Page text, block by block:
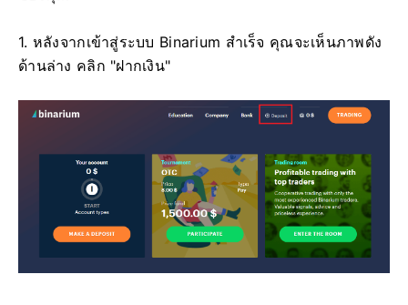
1. หลังจากเข้าสู่ระบบ Binarium สำเร็จ คุณจะเห็นภาพดัง
ด้านล่าง คลิก "ฝากเงิน"